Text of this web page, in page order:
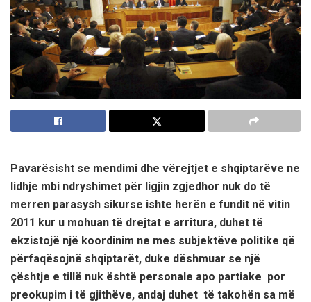
Pavarësisht se mendimi dhe vërejtjet e shqiptarëve ne
lidhje mbi ndryshimet për ligjin zgjedhor nuk do të
merren parasysh sikurse ishte herën e fundit në vitin
2011 kur u mohuan të drejtat e arritura, duhet të
ekzistojë një koordinim ne mes subjektëve politike që
përfaqësojnë shqiptarët, duke dëshmuar se një
çështje e tillë nuk është personale apo partiake por
preokupim i të gjithëve, andaj duhet të takohën sa më